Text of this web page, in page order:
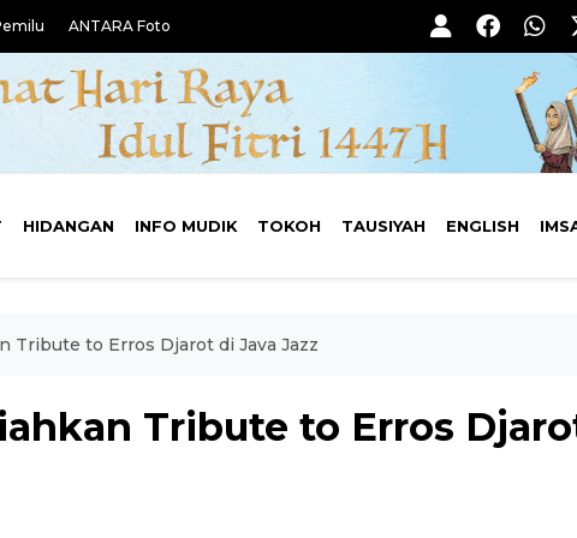
ANTARA Foto
HIDANGAN INFO MUDIK TOKOH TAUSIYAH ENGLISH
Tribute to Erros Djarot di Java Jazz
Tribute to Erros